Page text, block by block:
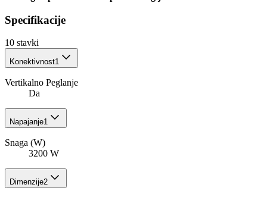
Specifikacije
10 stavki
Konektivnost1
Vertikalno Peglanje
Da
Napajanje1
Snaga (W)
3200 W
Dimenzije2